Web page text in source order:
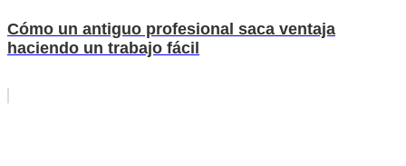
Cómo un antiguo profesional saca ventaja
haciendo un trabajo fácil